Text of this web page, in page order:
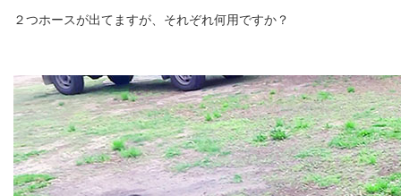
２つホースが出てますが、それぞれ何用ですか？